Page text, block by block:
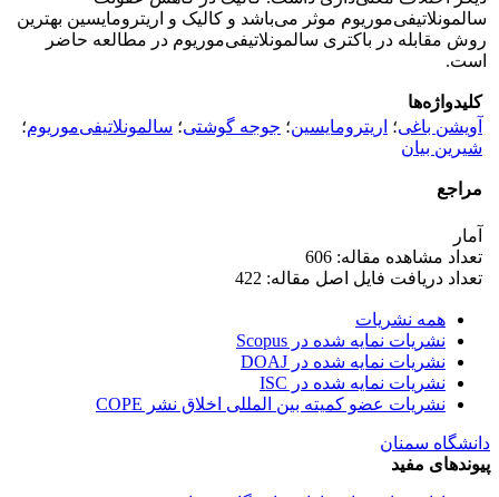
سالمونلاتیفی‌موریوم موثر می‌باشد و کالیک و اریترومایسین بهترین
روش مقابله در باکتری سالمونلا‌تیفی‌موریوم در مطالعه حاضر
است.
کلیدواژه‌ها
آویشن باغی؛ اریترومایسین؛ جوجه گوشتی؛ سالمونلاتیفی‌موریوم؛
شیرین بیان
مراجع
آمار
تعداد مشاهده مقاله: 606
تعداد دریافت فایل اصل مقاله: 422
همه نشریات
نشریات نمایه شده در Scopus
نشریات نمایه شده در DOAJ
نشریات نمایه شده در ISC
نشریات عضو کمیته بین المللی اخلاق نشر COPE
دانشگاه سمنان
پیوندهای مفید